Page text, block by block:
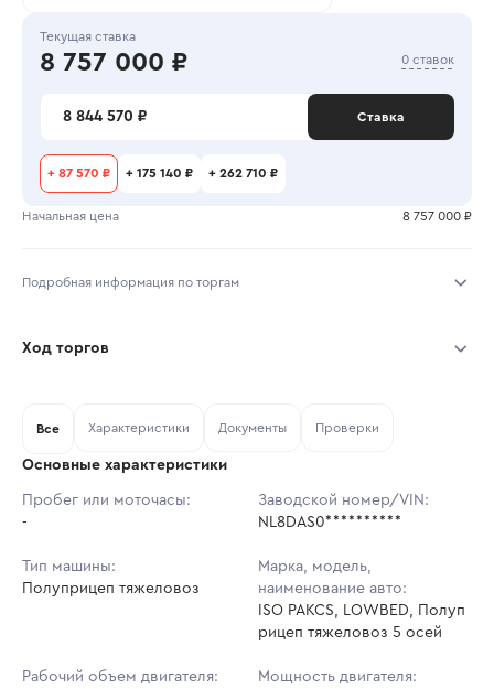
Текущая ставка
8 757 000 ₽ 0 ставок
8 844 570 ₽ Ставка
+ 87 570 ₽ + 175 140 ₽ + 262 710 ₽
Начальная цена 8 757 000 ₽
Подробная информация по торгам
Тип аукциона: Открытые торги
Шаг торгов: 87 570 ₽
Кол-во ставок:
Тульская Область
Ход торгов
Ставок не найдено
в аукционах
Все Характеристики Документы Проверки
Основные характеристики
Пробег или моточасы:
-
Заводской номер/VIN:
NL8DAS0**********
Тип машины:
Полуприцеп тяжеловоз
Марка, модель,
наименование авто:
ISO PAKCS, LOWBED, Полуп
рицеп тяжеловоз 5 осей
Рабочий объем двигателя:
Мощность двигателя: